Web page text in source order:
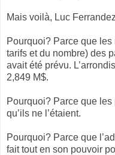
Mais voilà, Luc
Pourquoi? Parce que
tarifs et du nombre) des
avait été prévu.
2,849 M$.
Pourquoi? Parce que
qu’ils ne l’étaient.
Pourquoi? Parce que
fait tout en son pouvoir